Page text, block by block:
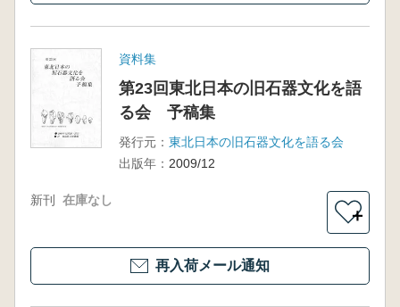
資料集
第23回東北日本の旧石器文化を語
る会 予稿集
発行元： 東北日本の旧石器文化を語る会
出版年： 2009/12
新刊 在庫なし
＋
再入荷メール通知